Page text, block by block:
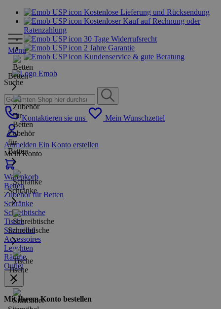
Kostenlose Lieferung und Rücksendung
Kostenloser Kauf auf Rechnung oder
Ratenzahlung
30 Tage Widerrufsrecht
2 Jahre Garantie
Kundenservice & gute Beratung
Suche
Kontaktieren sie uns Mein Wunschzettel
Anmelden Ein Konto erstellen
Mein Konto
Warenkorb
Menu
Betten
Zubehör
für
Betten
Schränke
Schreibtische
Tische
Betten
Zubehör für Betten
Schränke
Schreibtische
Tische
Sitzmöbel
Accessoires
Leuchten
Räume
Outlet
Mit Ihrem Konto bestellen